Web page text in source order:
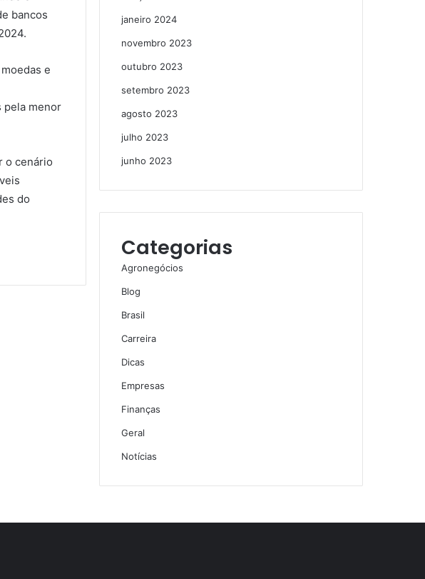
bancos
e
pela menor
o cenário
do
janeiro 2024
novembro 2023
outubro 2023
setembro 2023
agosto 2023
julho 2023
junho 2023
Categorias
Agronegócios
Blog
Brasil
Carreira
Dicas
Empresas
Finanças
Geral
Notícias